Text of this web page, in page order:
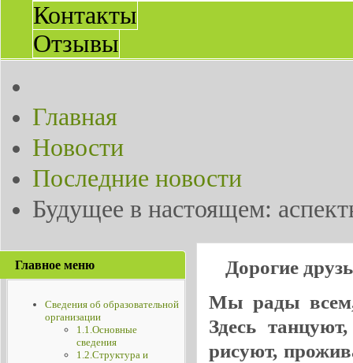
Контакты
Отзывы
Главная
Новости
Последние новости
Будущее в настоящем:
Главное меню
Сведения об образовательной
организации
1.1.Основные
сведения
1.2.Структура и
Дорогие
Мы рады всем,
Здесь
рисуют,